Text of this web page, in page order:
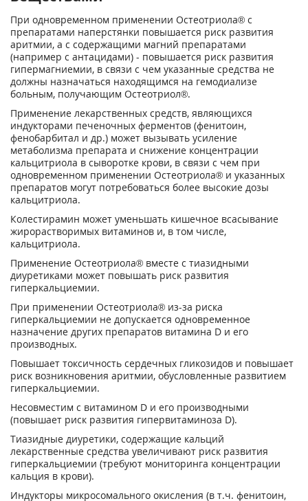
При одновременном применении Остеотриола® с
препаратами наперстянки повышается риск развития
аритмии, а с содержащими магний препаратами
(например с антацидами) - повышается риск развития
гипермагниемии, в связи с чем указанные средства не
должны назначаться находящимся на гемодиализе
больным, получающим Остеотриол®.
Применение лекарственных средств, являющихся
индукторами печеночных ферментов (фенитоин,
фенобарбитал и др.) может вызывать усиление
метаболизма препарата и снижение концентрации
кальцитриола в сыворотке крови, в связи с чем при
одновременном применении Остеотриола® и указанных
препаратов могут потребоваться более высокие дозы
кальцитриола.
Колестирамин может уменьшать кишечное всасывание
жирорастворимых витаминов и, в том числе,
кальцитриола.
Применение Остеотриола® вместе с тиазидными
диуретиками может повышать риск развития
гиперкальциемии.
При применении Остеотриола® из-за риска
гиперкальциемии не допускается одновременное
назначение других препаратов витамина D и его
производных.
Повышает токсичность сердечных гликозидов и повышает
риск возникновения аритмии, обусловленные развитием
гиперкальциемии.
Несовместим с витамином D и его производными
(повышает риск развития гипервитаминоза D).
Тиазидные диуретики, содержащие кальций
лекарственные средства увеличивают риск развития
гиперкальциемии (требуют мониторинга концентрации
кальция в крови).
Индукторы микросомального окисления (в т.ч. фенитоин,